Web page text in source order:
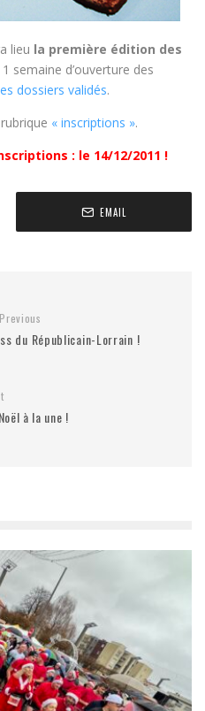
lieu la première édition des
semaine d’ouverture des
dossiers validés.
« inscriptions ».
: le 14/12/2011 !
EMAIL
Previous
du Républicain-Lorrain !
à la une !